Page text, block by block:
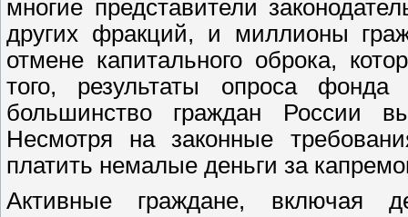
многие представители
других фракций, и миллионы
отмене капитального оброка,
того, результаты опроса
большинство граждан России
Несмотря на законные
платить немалые деньги за
Активные граждане, включая